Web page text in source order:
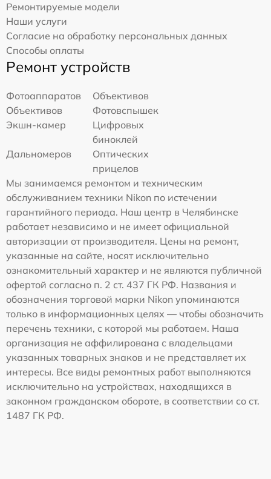
Ремонтируемые модели
Наши услуги
Согласие на обработку персональных данных
Способы оплаты
Ремонт устройств
Фотоаппаратов
Объективов
Объективов
Фотовспышек
Экшн-камер
Цифровых
биноклей
Дальномеров
Оптических
прицелов
Мы занимаемся ремонтом и техническим
обслуживанием техники Nikon по истечении
гарантийного периода. Наш центр в Челябинске
работает независимо и не имеет официальной
авторизации от производителя. Цены на ремонт,
указанные на сайте, носят исключительно
ознакомительный характер и не являются публичной
офертой согласно п. 2 ст. 437 ГК РФ. Названия и
обозначения торговой марки Nikon упоминаются
только в информационных целях — чтобы обозначить
перечень техники, с которой мы работаем. Наша
организация не аффилирована с владельцами
указанных товарных знаков и не представляет их
интересы. Все виды ремонтных работ выполняются
исключительно на устройствах, находящихся в
законном гражданском обороте, в соответствии со ст.
1487 ГК РФ.